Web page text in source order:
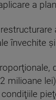
a
învechite
milioane